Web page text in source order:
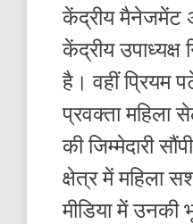
केंद्रीय मैनेजमेंट
केंद्रीय उपाध्यक्ष
है। वहीं प्रियम
प्रवक्ता महिला
की जिम्मेदारी
क्षेत्र में महिला
मीडिया में उनकी